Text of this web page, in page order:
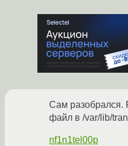
Сам разобрался.
файл в /var/lib/
nf1n1tel00p